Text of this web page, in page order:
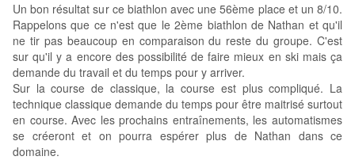
Un bon résultat sur ce biathlon avec une 56ème place et un 8/10.
Rappelons que ce n'est que le 2ème biathlon de Nathan et qu'il
ne tir pas beaucoup en comparaison du reste du groupe. C'est
sur qu'il y a encore des possibilité de faire mieux en ski mais ça
demande du travail et du temps pour y arriver.
Sur la course de classique, la course est plus compliqué. La
technique classique demande du temps pour être maitrisé surtout
en course. Avec les prochains entraînements, les automatismes
se créeront et on pourra espérer plus de Nathan dans ce
domaine.